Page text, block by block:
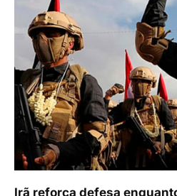
Irã reforça defesa